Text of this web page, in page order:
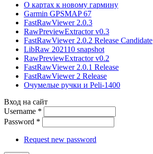
О картах к новому гармину
Garmin GPSMAP 67
FastRawViewer 2.0.3
RawPreviewExtractor v0.3
FastRawViewer 2.0.2 Release Candidate
LibRaw 202110 snapshot
RawPreviewExtractor v0.2
FastRawViewer 2.0.1 Release
FastRawViewer 2 Release
Очумелые ручки и Peli-1400
Вход на сайт
Username *
Password *
Request new password